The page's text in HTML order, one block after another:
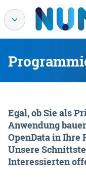
Egal, ob Sie als
Anwendung
OpenData in
Unsere
Interessierten